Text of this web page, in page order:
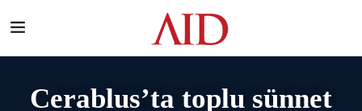
Cerablus’ta toplu sünnet